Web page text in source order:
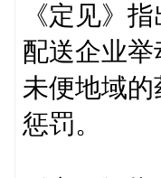
《定见》
配送企业
未便地域
惩罚。